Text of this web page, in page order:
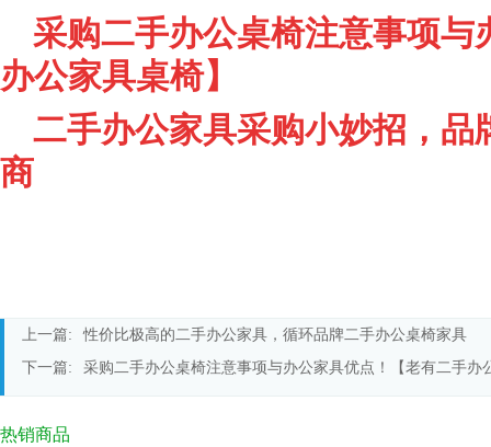
采购二手办公桌椅注意事项
办公家具桌椅】
二手办公家具采购小妙招，
商
上一篇:
性价比极高的二手办公家具，循环品牌二手办公桌椅家具
下一篇:
采购二手办公桌椅注意事项与办公家具优点！【老有二手办
热销商品